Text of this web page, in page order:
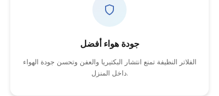
جودة هواء أفضل
الفلاتر النظيفة تمنع انتشار البكتيريا والعفن وتحسن جودة الهواء
داخل المنزل.